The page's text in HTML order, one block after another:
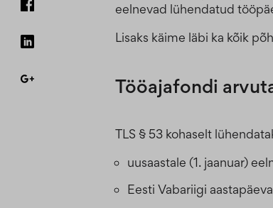
eelnevad lühendatud
Lisaks käime läbi ka kõik
Tööajafondi
TLS § 53 kohaselt
uusaastale (1. jaanuar)
Eesti Vabariigi